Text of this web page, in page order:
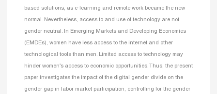
based solutions, as e-learning and remote work became the new
normal. Nevertheless, access to and use of technology are not
gender neutral. In Emerging Markets and Developing Economies
(EMDEs), women have less access to the internet and other
technological tools than men. Limited access to technology may
hinder women’s access to economic opportunities. Thus, the present
paper investigates the impact of the digital gender divide on the
gender gap in labor market participation, controlling for the gender